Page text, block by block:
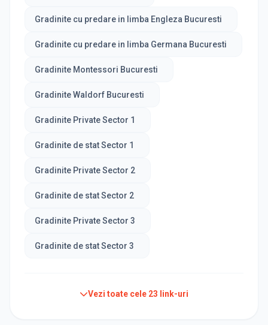
Gradinite cu predare in limba Engleza Bucuresti
Gradinite cu predare in limba Germana Bucuresti
Gradinite Montessori Bucuresti
Gradinite Waldorf Bucuresti
Gradinite Private Sector 1
Gradinite de stat Sector 1
Gradinite Private Sector 2
Gradinite de stat Sector 2
Gradinite Private Sector 3
Gradinite de stat Sector 3
Vezi toate cele 23 link-uri